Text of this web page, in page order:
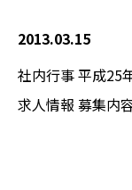
2013.03.15
社内行事 平成25
求人情報 募集内